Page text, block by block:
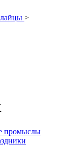
>
промыслы